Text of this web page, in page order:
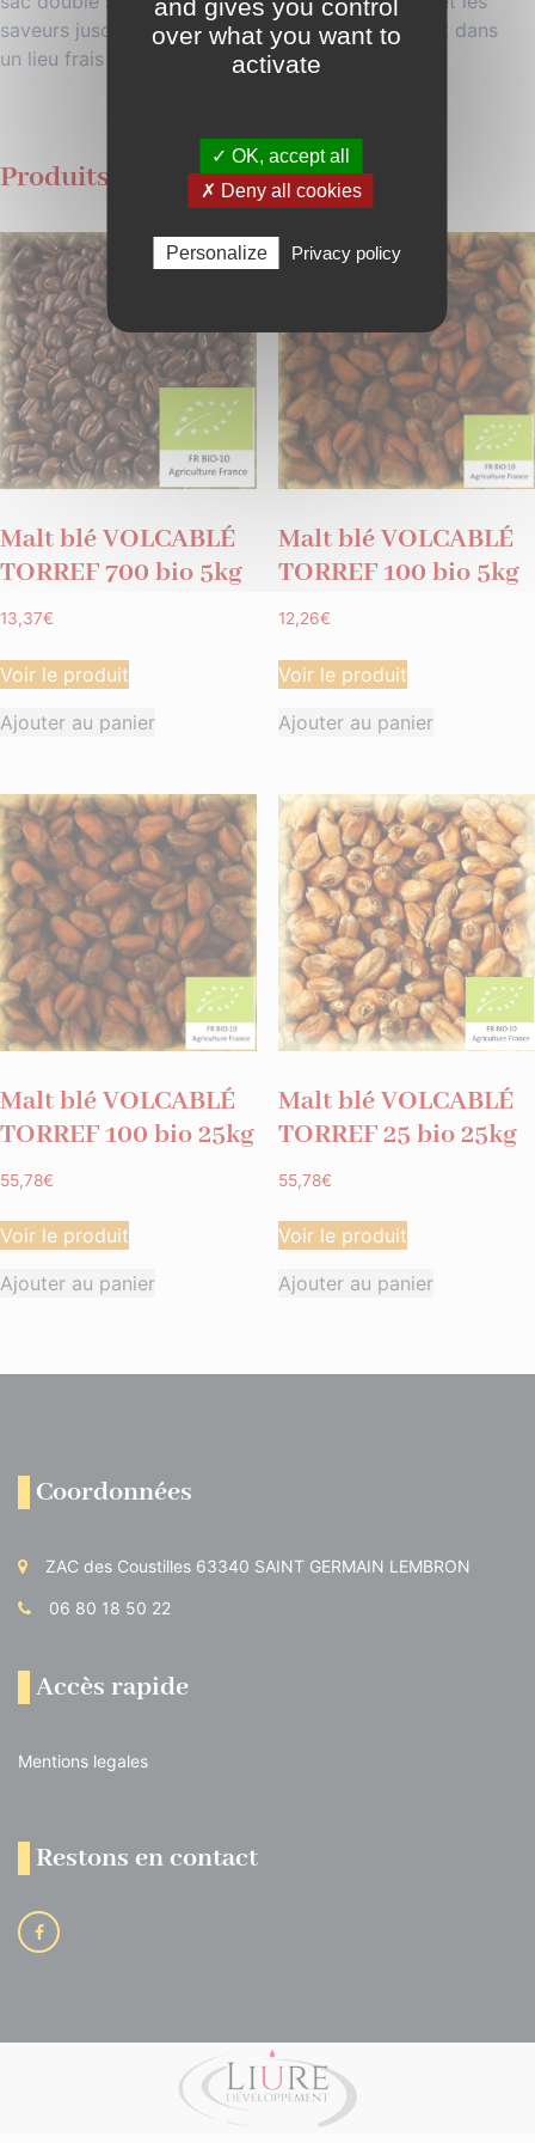
saveurs jusqu’à un an, veillez à stocker votre malt dans
un lieu frais et sec.
Produits similaires
Malt blé VOLCABLÉ
TORREF 700 bio 5kg
13,37€
Voir le produit
Ajouter au panier
Malt blé VOLCABLÉ
TORREF 100 bio 5kg
12,26€
Voir le produit
Ajouter au panier
Malt blé VOLCABLÉ
TORREF 100 bio 25kg
55,78€
Voir le produit
Ajouter au panier
Malt blé VOLCABLÉ
TORREF 25 bio 25kg
55,78€
Voir le produit
Ajouter au panier
Coordonnées
ZAC des Coustilles 63340 SAINT GERMAIN LEMBRON
06 80 18 50 22
Accès rapide
Mentions legales
Restons en contact
and gives you control
over what you want to
activate
✓ OK, accept all
✗ Deny all cookies
Personalize Privacy policy